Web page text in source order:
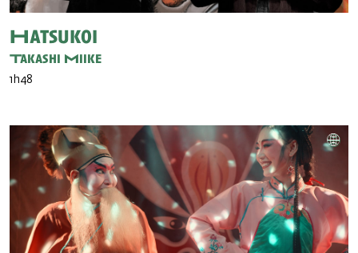
Hatsukoi
Takashi Miike
1h48